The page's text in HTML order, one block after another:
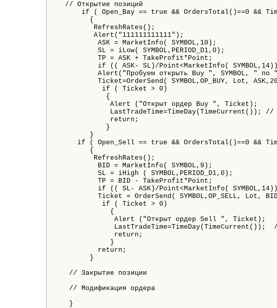
// Открытие позиций
if
( Open_Bay == true && OrdersTotal ( )==0 &&
{
RefreshRates ( ) ;
Alert ( "111111111111" ) ;
ASK = MarketInfo ( SYMBOL , 10 ) ;
SL = iLow( SYMBOL , PERIOD_D1, 0 ) ;
TP = ASK + TakeProfit* Point ;
if
( ( ASK- SL ) /Point<MarketInfo ( SYMBOL , 14 ) )
Alert ( "Пробуем открыть Buy " , SYMBOL , " по "
Ticket=OrderSend ( SYMBOL , OP_BUY, Lot , ASK, 20
if
( Ticket > 0 )
{
Alert
( "Открыт ордер Buy " , Ticket ) ;
LastTradeTime=TimeDay( TimeCurrent ( ) ) ;
//
return ;
}
}
if
( Open_Sell == true && OrdersTotal ( )==0 &&
{
RefreshRates ( ) ;
BID = MarketInfo ( SYMBOL , 9 ) ;
SL = iHigh ( SYMBOL , PERIOD_D1, 0 ) ;
TP = BID - TakeProfit* Point ;
if
( ( SL - ASK ) /Point<MarketInfo ( SYMBOL , 14 ) )
Ticket = OrderSend ( SYMBOL , OP_SELL , Lot ,
if
( Ticket > 0 )
{
Alert
( "Открыт ордер Sell " , Ticket ) ;
LastTradeTime=TimeDay( TimeCurrent ( ) ) ;
return ;
}
return ;
}
// Закрытие позиции
// Модификация ордера
}